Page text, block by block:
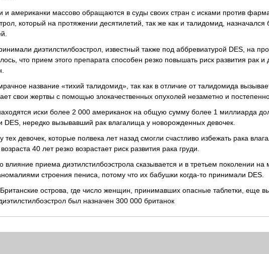
американки массово обращаются в суды своих стран с исками против
который на протяжении десятилетий, так же как и талидомид,
диэтилстилбоэстрол, известный также под аббревиатурой DES, на
что прием этого препарата способен резко повышать риск развития рак и
название «тихий талидомид», так как в отличие от талидомида
свои жертвы с помощью злокачественных опухолей незаметно и
иски более 2 000 американок на общую сумму более 1 миллиарда
DES, нередко вызывавший рак влагалища у новорожденных девочек.
тех девочек, которые полвека лет назад смогли счастливо избежать рака
40 лет резко возрастает риск развития рака груди.
влияние приема диэтилстилбоэстрола сказывается и в третьем поколении на
строения пениса, потому что их бабушки когда-то принимали DES.
острова, где число женщин, принимавших опасные таблетки,
был назначен 300 000 британок